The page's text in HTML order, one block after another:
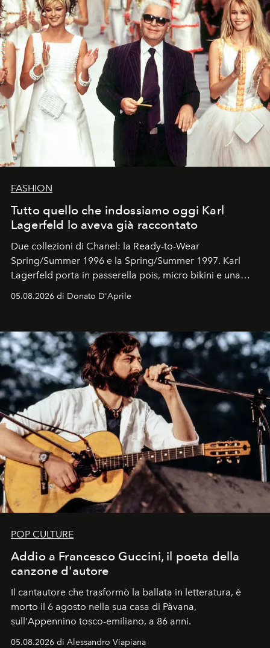
FASHION
Tutto quello che indossiamo oggi Karl
Lagerfeld lo aveva già raccontato
Due collezioni di Chanel: la Ready-to-Wear
Spring/Summer 1996 e la Spring/Summer 1997. Karl
Lagerfeld porta in passerella pois, micro bikini e una
logomania pensata per la spiaggia
Kate, Claudia e Carla una dietro l'altra. Trent'anni dopo,
uno dei documenti più contemporanei che abbiamo.
05.08.2026 di Donato D'Aprile
POP CULTURE
Addio a Francesco Guccini, il poeta della
canzone d'autore
Il cantautore che trasformò la ballata in letteratura, è
morto il 6 agosto nella sua casa di Pàvana,
sull'Appennino tosco-emiliano, a 86 anni.
05.08.2026 di Alessandro Viapiana